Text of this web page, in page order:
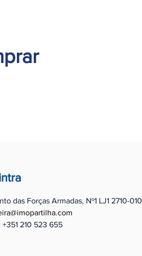
das Forças Armadas, Nº1 LJ1 2710-010
+351 210 523 655